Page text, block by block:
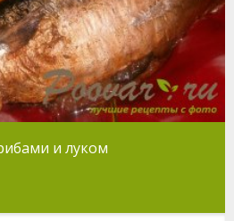
и луком